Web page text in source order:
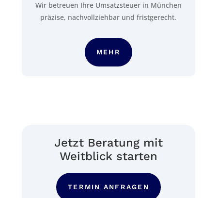
Wir betreuen Ihre Umsatzsteuer in München
präzise, nachvollziehbar und fristgerecht.
MEHR
Jetzt Beratung mit
Weitblick starten
TERMIN ANFRAGEN